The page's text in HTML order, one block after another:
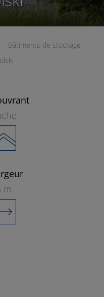
- Bâtiments de stockage -
m